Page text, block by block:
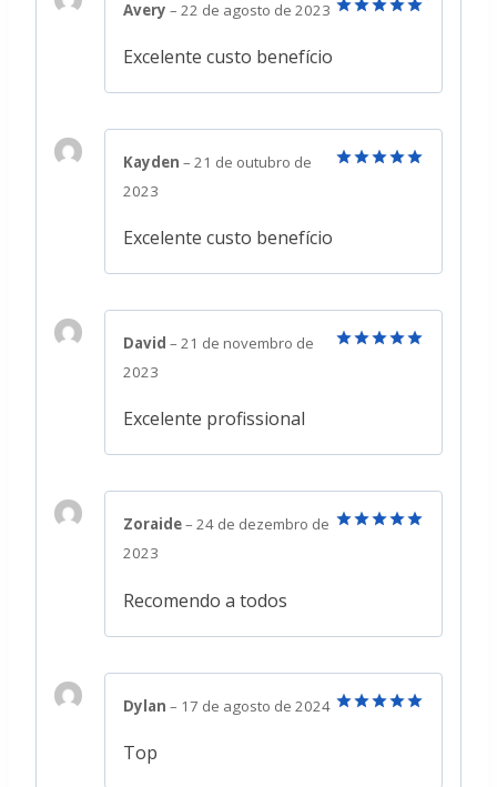
Avery – 22 de agosto de 2023
Excelente custo benefício
Kayden – 21 de outubro de
2023
Excelente custo benefício
David – 21 de novembro de
2023
Excelente profissional
Zoraide– 24 de dezembro de
2023
Recomendo a todos
Dylan – 17 de agosto de 2024
Top